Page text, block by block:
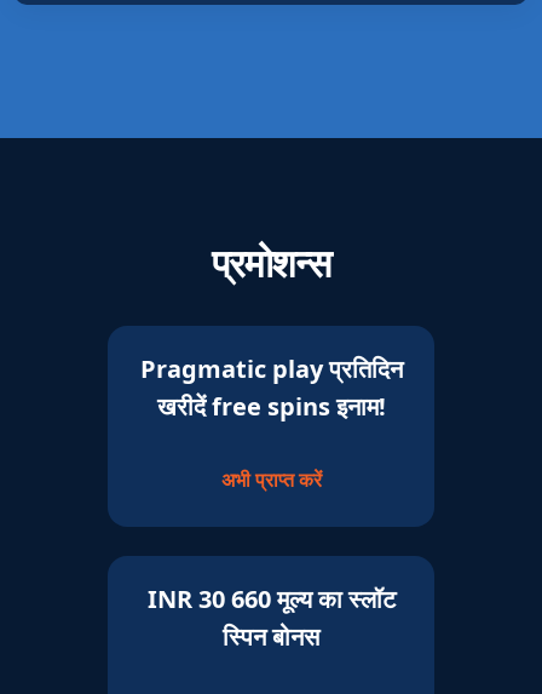
प्रमोशन्स
Pragmatic play प्रतिदिन
खरीदें free spins इनाम!
अभी प्राप्त करें
INR 30 660 मूल्य का स्लॉट
स्पिन बोनस